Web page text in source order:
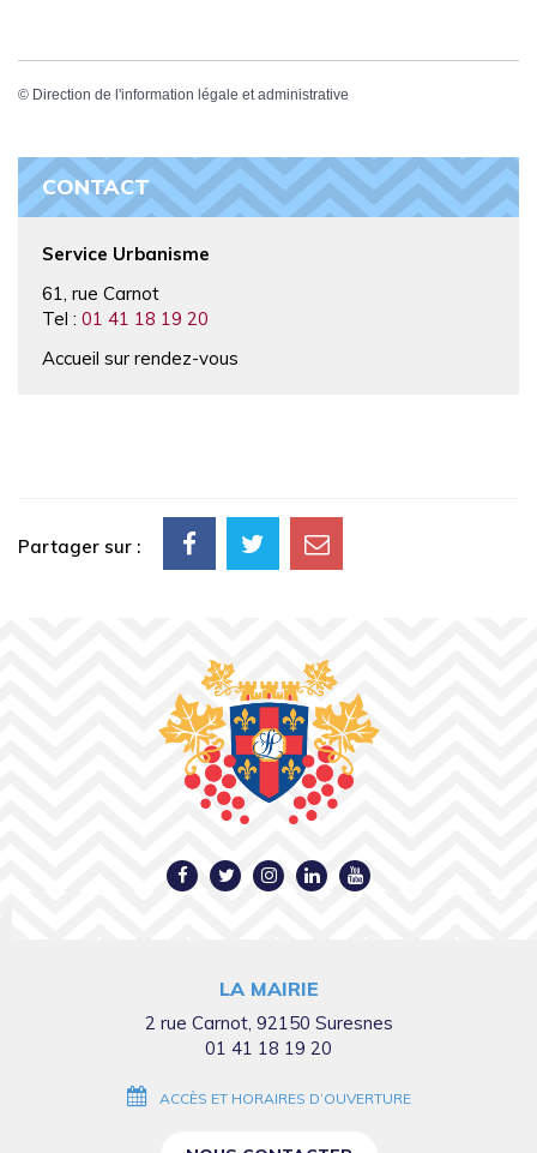
© Direction de l'information légale et administrative
CONTACT
Service Urbanisme
61, rue Carnot
Tel : 01 41 18 19 20
Accueil sur rendez-vous
Partager sur :
Lien
Facebook
Lien
Twitter
Lien
Instagram
Lien
Linkedin
Lien
LA MAIRIE
2 rue Carnot, 92150 Suresnes
01 41 18 19 20
ACCÈS ET HORAIRES D’OUVERTURE